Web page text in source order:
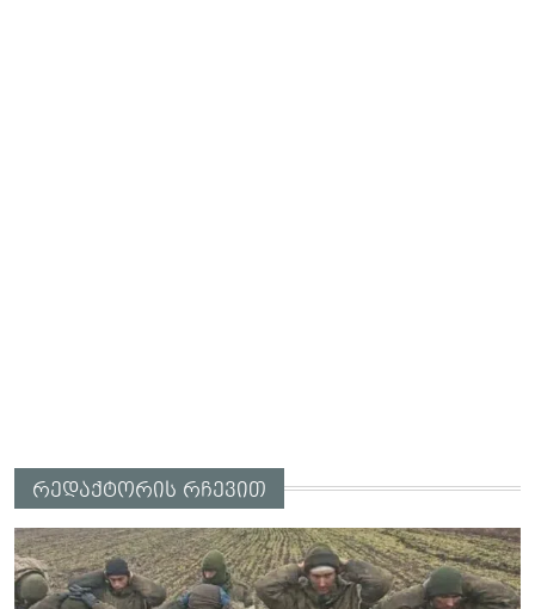
რედაქტორის რჩევით